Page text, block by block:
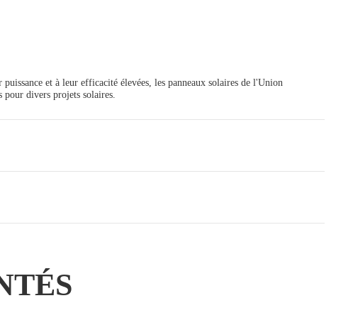
puissance et à leur efficacité élevées, les panneaux solaires de l'Union
divers projets solaires.